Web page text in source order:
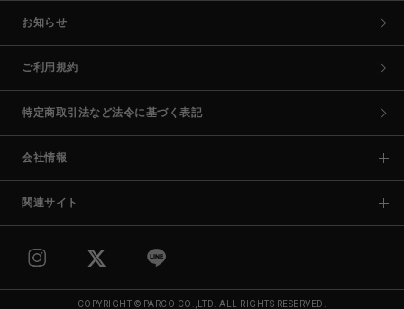
お知らせ
ご利用規約
特定商取引法など法令に基づく表記
会社情報
関連サイト
COPYRIGHT © PARCO CO.,LTD. ALL RIGHTS RESERVED.